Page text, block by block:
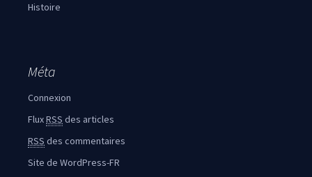
Histoire
Méta
Connexion
FluxRSS des articles
RSS des commentaires
Site de WordPress-FR